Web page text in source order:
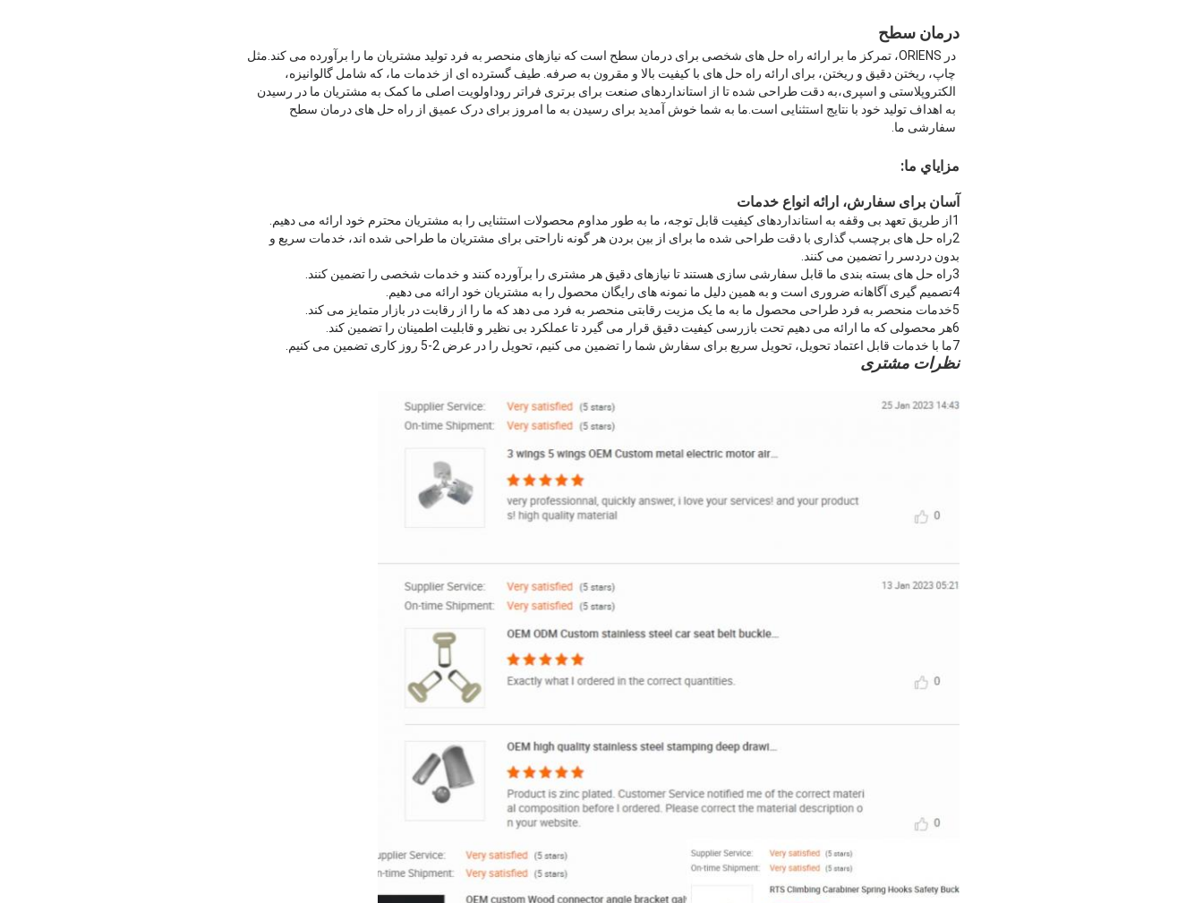
درمان سطح
در ORIENS، تمرکز ما بر ارائه راه حل های شخصی برای درمان سطح است که نیازهای منحصر به فرد تولید مشتریان ما را برآورده می کند.مثل
چاپ، ریختن دقیق و ریختن، برای ارائه راه حل های با کیفیت بالا و مقرون به صرفه. طیف گسترده ای از خدمات ما، که شامل گالوانیزه،
الکتروپلاستی و اسپری،به دقت طراحی شده تا از استانداردهای صنعت برای برتری فراتر روداولویت اصلی ما کمک به مشتریان ما در رسیدن
به اهداف تولید خود با نتایج استثنایی است.ما به شما خوش آمدید برای رسیدن به ما امروز برای درک عمیق از راه حل های درمان سطح
سفارشی ما.
مزاياي ما:
آسان برای سفارش، ارائه انواع خدمات
1از طریق تعهد بی وقفه به استانداردهای کیفیت قابل توجه، ما به طور مداوم محصولات استثنایی را به مشتریان محترم خود ارائه می دهیم.
2راه حل های برچسب گذاری با دقت طراحی شده ما برای از بین بردن هر گونه ناراحتی برای مشتریان ما طراحی شده اند، خدمات سریع و
بدون دردسر را تضمین می کنند.
3راه حل های بسته بندی ما قابل سفارشی سازی هستند تا نیازهای دقیق هر مشتری را برآورده کنند و خدمات شخصی را تضمین کنند.
4تصمیم گیری آگاهانه ضروری است و به همین دلیل ما نمونه های رایگان محصول را به مشتریان خود ارائه می دهیم.
5خدمات منحصر به فرد طراحی محصول ما به ما یک مزیت رقابتی منحصر به فرد می دهد که ما را از رقابت در بازار متمایز می کند.
6هر محصولی که ما ارائه می دهیم تحت بازرسی کیفیت دقیق قرار می گیرد تا عملکرد بی نظیر و قابلیت اطمینان را تضمین کند.
7ما با خدمات قابل اعتماد تحویل، تحویل سریع برای سفارش شما را تضمین می کنیم، تحویل را در عرض 2-5 روز کاری تضمین می کنیم.
نظرات مشتری